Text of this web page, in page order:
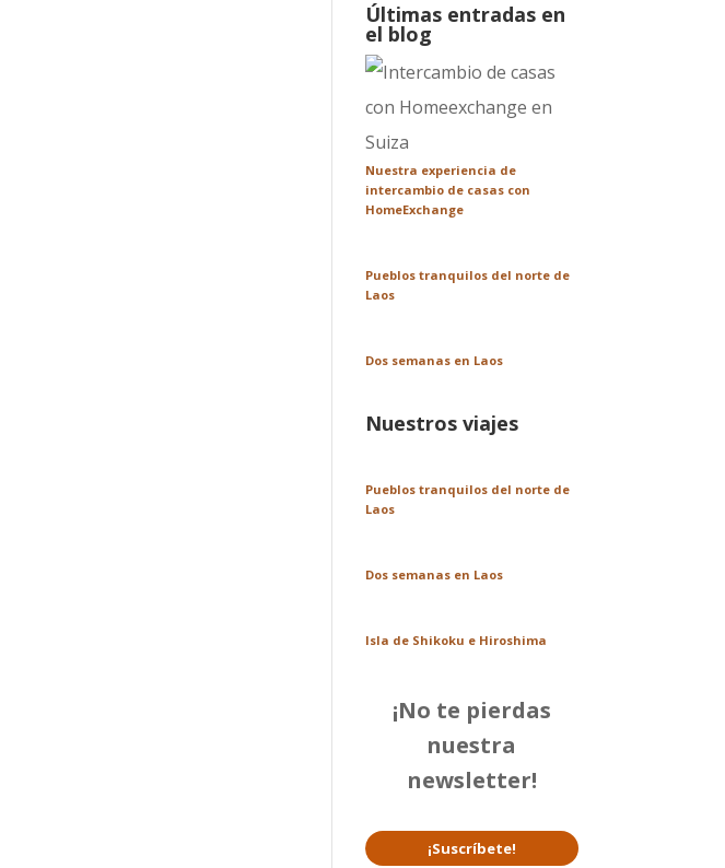
Últimas entradas en
el blog
Nuestra experiencia de
intercambio de casas con
HomeExchange
Pueblos tranquilos del norte de
Laos
Dos semanas en Laos
Nuestros viajes
Pueblos tranquilos del norte de
Laos
Dos semanas en Laos
Isla de Shikoku e Hiroshima
¡No te pierdas
nuestra
newsletter!
¡Suscríbete!